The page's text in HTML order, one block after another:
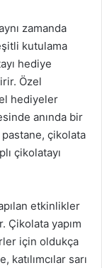
zamanda
kutulama
hediye
Özel
hediyeler
anında bir
çikolata
çikolatayı
etkinlikler
Çikolata yapım
için oldukça
sarı